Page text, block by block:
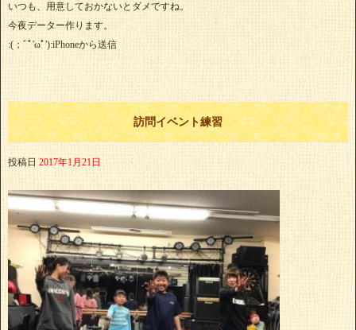
いつも、用意しておかないとダメですね。
今夜データー作ります。
:(；ﾞﾟ'ωﾟ'):iPhoneから送信
訪問イベント練習
投稿日 2017年1月21日